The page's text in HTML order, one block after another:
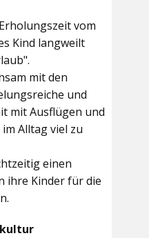
vom
Kind langweilt
mit den
und
mit Ausflügen und
Alltag viel zu
einen
ihre Kinder für die